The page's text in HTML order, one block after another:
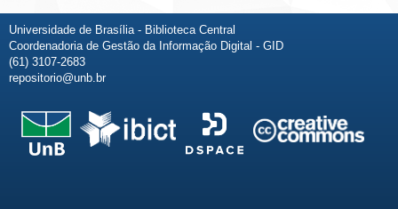
Universidade de Brasília - Biblioteca Central
Coordenadoria de Gestão da Informação Digital - GID
(61) 3107-2683
repositorio@unb.br